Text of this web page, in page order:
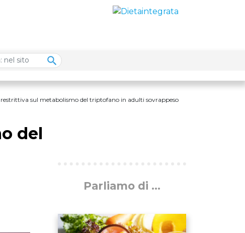
sul metabolismo del triptofano in adulti sovrappeso
del
Parliamo di ...